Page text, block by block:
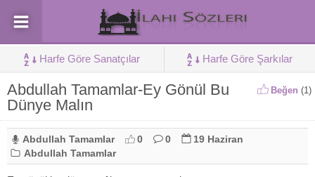
Harfe Göre Sanatçılar Harfe Göre Şarkılar
Abdullah Tamamlar-Ey Gönül Bu
Dünye Malın
Beğen (1)
Abdullah Tamamlar 0 0
19 Haziran
Abdullah Tamamlar